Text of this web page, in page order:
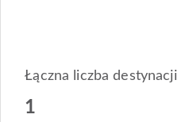
Łączna liczba destynacji
1